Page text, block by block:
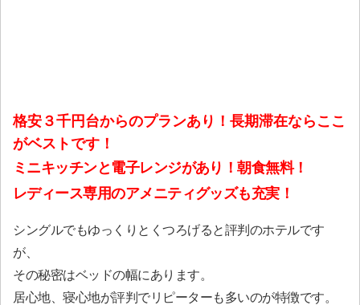
格安３千円台からのプランあり！長期滞在ならここ
がベストです！
ミニキッチンと電子レンジがあり！朝食無料！
レディース専用のアメニティグッズも充実！
シングルでもゆっくりとくつろげると評判のホテルです
が、
その秘密はベッドの幅にあります。
居心地、寝心地が評判でリピーターも多いのが特徴です。